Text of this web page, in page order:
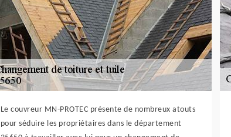
Le couvreur MN-PROTEC présente de nombreux atouts
pour séduire les propriétaires dans le département